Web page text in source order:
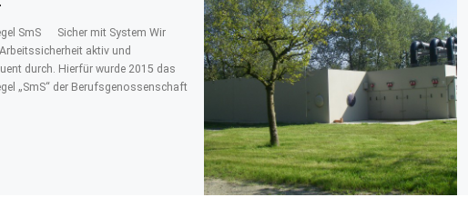
SmS Sicher mit System Wir
aktiv und
durch. Hierfür wurde 2015 das
„SmS“ der Berufsgenossenschaft